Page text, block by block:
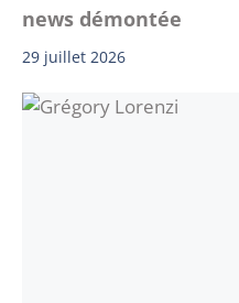
news démontée
29 juillet 2026